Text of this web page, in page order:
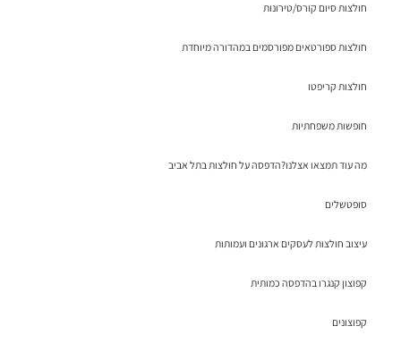
חולצות סיום קורס/טירונות
חולצות ספורטאים מפורסמים במהדורה מיוחדת
חולצות קריפטו
חופשות משפחתיות
מה עוד תמצאו אצלנו?הדפסה על חולצות בתל אביב
סופטשלים
עיצוב חולצות לעסקים ארגונים ועמותות
קפוצון קנגרו בהדפסה כמותית
קפוצונים